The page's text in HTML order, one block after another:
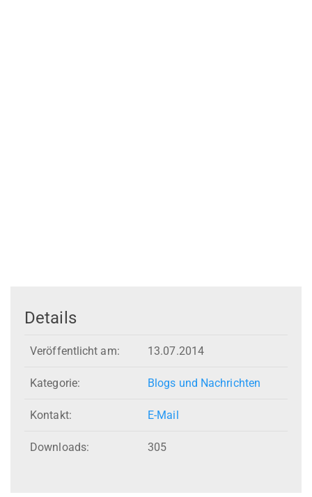
Details
Veröffentlicht am: 13.07.2014
Kategorie: Blogs und Nachrichten
Kontakt: E-Mail
Downloads: 305